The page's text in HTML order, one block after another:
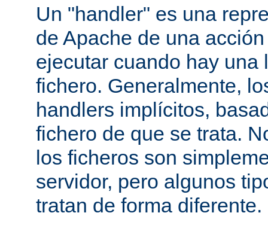
Un "handler" es una
de Apache de una
ejecutar cuando hay una
fichero. Generalmente,
handlers implícitos,
fichero de que se trata.
los ficheros son
servidor, pero algunos
tratan de forma diferente.